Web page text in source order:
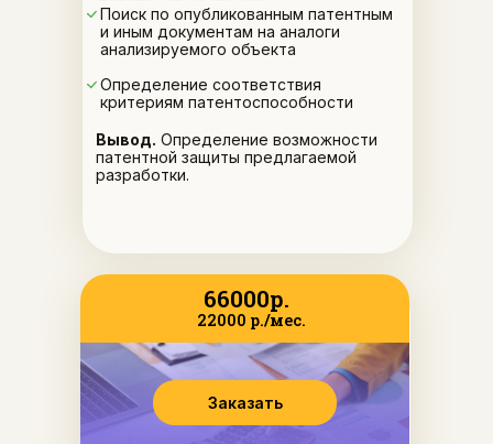
Поиск по опубликованным патентным
и иным документам на аналоги
анализируемого объекта
Определение соответствия
критериям патентоспособности
Вывод. Определение возможности
патентной защиты предлагаемой
разработки.
Заказать
66000р.
22000 р./мес.